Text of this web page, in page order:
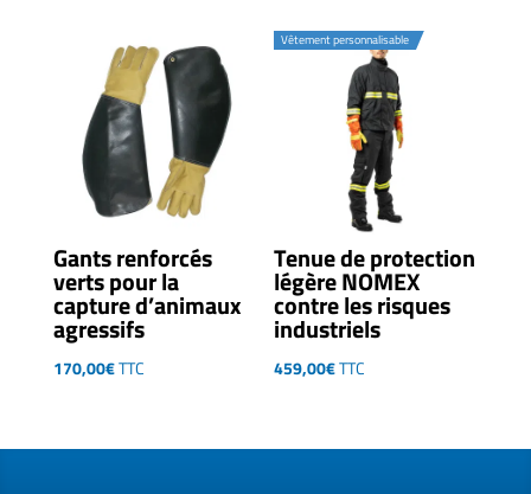
Gants renforcés
verts pour la
capture d’animaux
agressifs
170,00€TTC
Vêtement personnalisable
Tenue de protection
légère NOMEX
contre les risques
industriels
459,00€TTC